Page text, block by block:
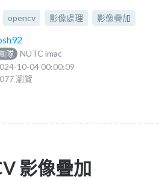
opencv 影像處理 影像疊加
隊
NUTC imac
10-04 00:00:09
瀏覽
影像疊加